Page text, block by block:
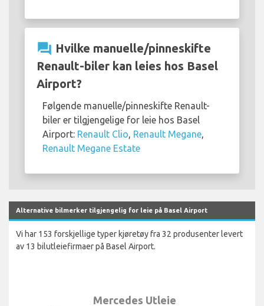
question_answer Hvilke manuelle/pinneskifte
Renault-biler kan leies hos Basel
Airport?
Følgende manuelle/pinneskifte Renault-
biler er tilgjengelige for leie hos Basel
Airport: Renault Clio Renault Megane
Renault Megane Estate
Alternative bilmerker tilgjengelig for leie på Basel Airport
Vi har 153 forskjellige typer kjøretøy fra 32 produsenter levert
av 13 bilutleiefirmaer på Basel Airport.
Mercedes Utleie